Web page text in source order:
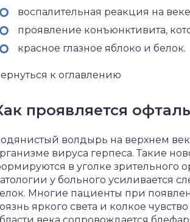
воспалительная реакция на
проявление конъюнктивита,
красное глазное яблоко и белок.
к оглавлению
проявляется
волдырь на верхнем
вируса герпеса. Такие
в уголке зрительного
у больного усиливается
Многие пациенты при
яркого света и колкое
века сопровождается